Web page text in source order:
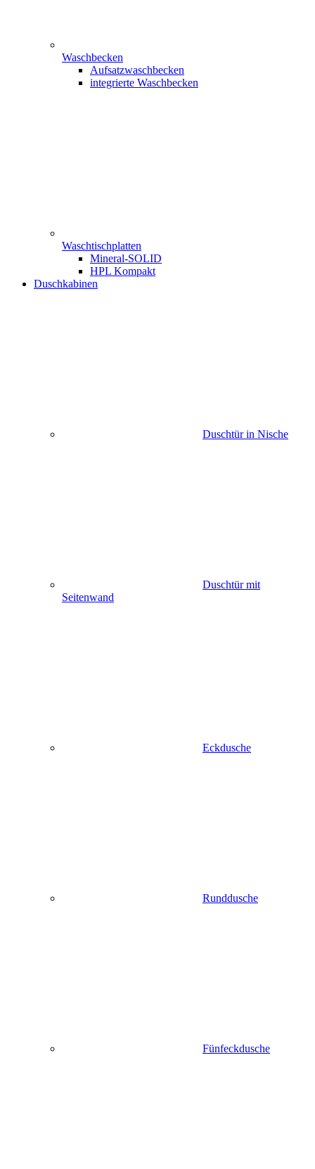
Waschbecken
Aufsatzwaschbecken
integrierte Waschbecken
Waschtischplatten
Mineral-SOLID
HPL Kompakt
Duschkabinen
Duschtür in Nische
Duschtür mit
Seitenwand
Eckdusche
Runddusche
Fünfeckdusche